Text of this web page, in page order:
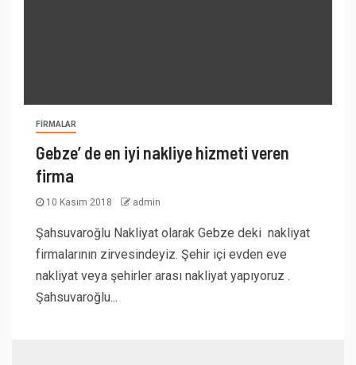
FIRMALAR
Gebze’ de en iyi nakliye hizmeti veren
firma
10 Kasım 2018 admin
Şahsuvaroğlu Nakliyat olarak Gebze deki nakliyat
firmalarının zirvesindeyiz. Şehir içi evden eve
nakliyat veya şehirler arası nakliyat yapıyoruz .
Şahsuvaroğlu...